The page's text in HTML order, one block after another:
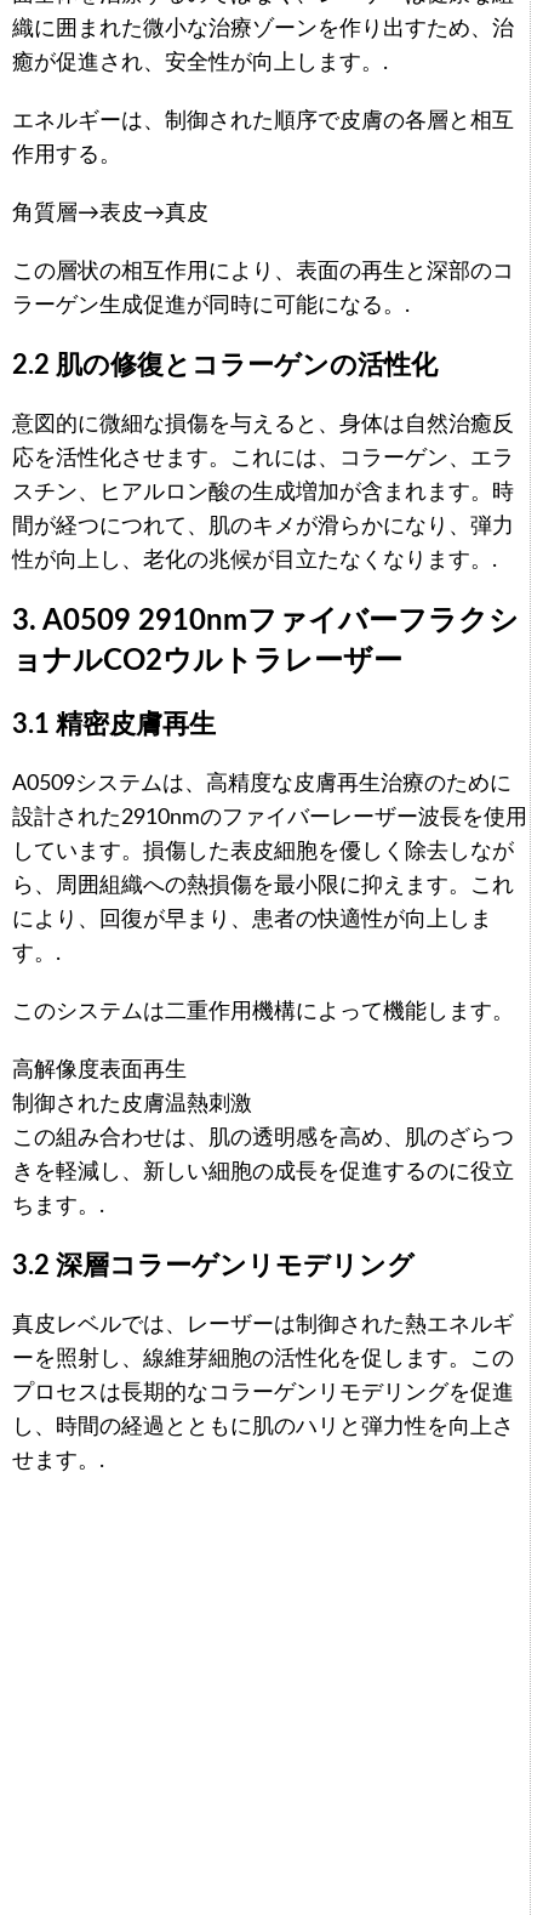
織に囲まれた微小な治療ゾーンを作り出すため、治
癒が促進され、安全性が向上します。.
エネルギーは、制御された順序で皮膚の各層と相互
作用する。
角質層→表皮→真皮
この層状の相互作用により、表面の再生と深部のコ
ラーゲン生成促進が同時に可能になる。.
2.2 肌の修復とコラーゲンの活性化
意図的に微細な損傷を与えると、身体は自然治癒反
応を活性化させます。これには、コラーゲン、エラ
スチン、ヒアルロン酸の生成増加が含まれます。時
間が経つにつれて、肌のキメが滑らかになり、弾力
性が向上し、老化の兆候が目立たなくなります。.
3. A0509 2910nmファイバーフラクシ
ョナルCO2ウルトラレーザー
3.1 精密皮膚再生
A0509システムは、高精度な皮膚再生治療のために
設計された2910nmのファイバーレーザー波長を使用
しています。損傷した表皮細胞を優しく除去しなが
ら、周囲組織への熱損傷を最小限に抑えます。これ
により、回復が早まり、患者の快適性が向上しま
す。.
このシステムは二重作用機構によって機能します。
高解像度表面再生
制御された皮膚温熱刺激
この組み合わせは、肌の透明感を高め、肌のざらつ
きを軽減し、新しい細胞の成長を促進するのに役立
ちます。.
3.2 深層コラーゲンリモデリング
真皮レベルでは、レーザーは制御された熱エネルギ
ーを照射し、線維芽細胞の活性化を促します。この
プロセスは長期的なコラーゲンリモデリングを促進
し、時間の経過とともに肌のハリと弾力性を向上さ
せます。.